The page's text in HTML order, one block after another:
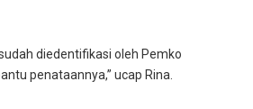
diedentifikasi oleh Pemko
penataannya,” ucap Rina.